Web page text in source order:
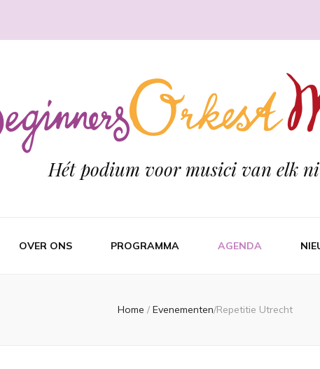
Hét podium voor musici van elk
OVER ONS PROGRAMMA AGENDA
Home / Evenementen/Repetitie Utrecht